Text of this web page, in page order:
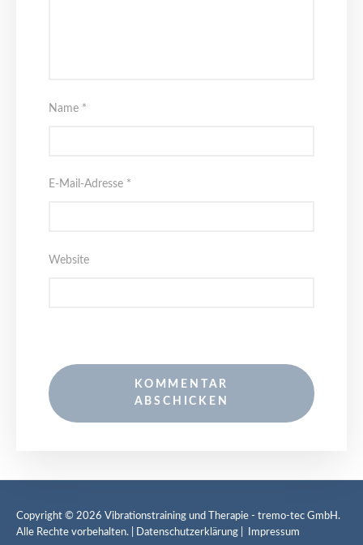
Name *
E-Mail-Adresse *
Website
Copyright © 2026 Vibrationstraining und Therapie - tremo-tec GmbH.
Alle Rechte vorbehalten. |
Datenschutzerklärung Impressum